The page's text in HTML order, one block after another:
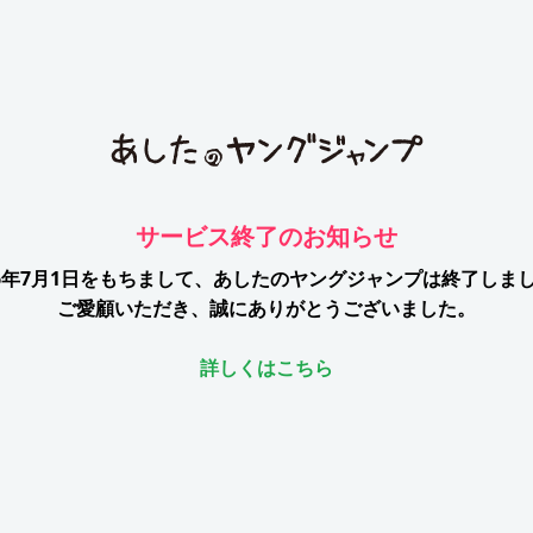
サービス終了のお知らせ
7月1日をもちまして、 あしたのヤングジャンプは終了しま
ご愛顧いただき、誠にありがとうございました。
詳しくはこちら